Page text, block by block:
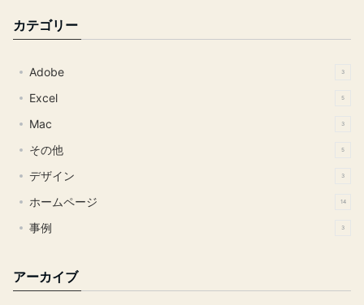
カテゴリー
Adobe 3
Excel 5
Mac 3
その他 5
デザイン 3
ホームページ 14
事例 3
アーカイブ